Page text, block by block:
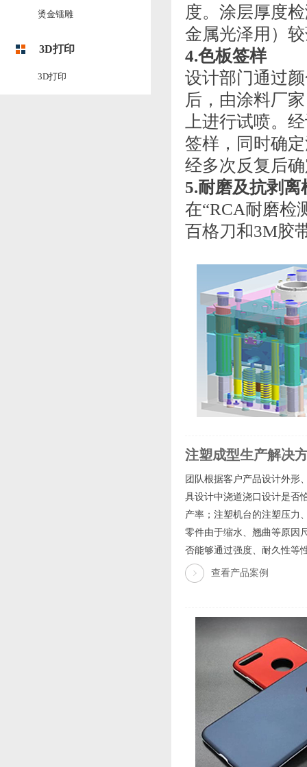
烫金镭雕
3D打印
3D打印
度。涂层厚度
金属光泽用）
4.色板签样
设计部门通过
后，由涂料厂
上进行试喷。
签样，同时确
经多次反复后
5.耐磨及抗剥离
在“RCA耐磨检
百格刀和3M胶
注塑成型生产解决
团队根据客户产品设计外形
具设计中浇道浇口设计是否
产率；注塑机台的注塑压力
零件由于缩水、翘曲等原因
否能够通过强度、耐久性
查看产品案例